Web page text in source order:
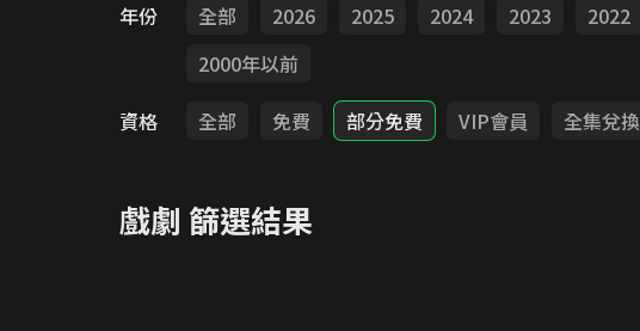
年份
全部 2026 2025 2024 2023 2022
2000年以前
資格
全部 免費 部分免費 VIP會員 全集兌換
戲劇 篩選結果